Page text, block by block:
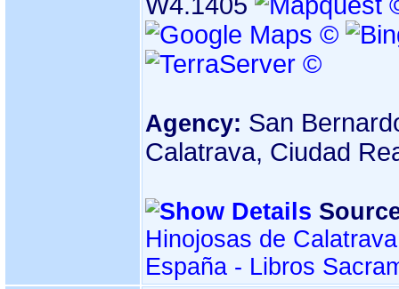
Agency: San
Calatrava, Ciudad
Hinojosas de
España - Libros